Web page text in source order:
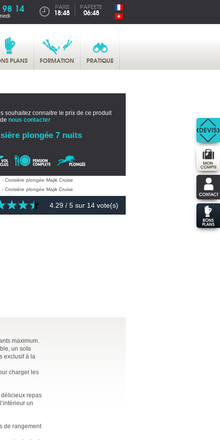
14 PARIS
18:48
PAPEETE
06:48
PLANS FORMATION PRATIQUE
souhaitez connaitre le prix de ce produit
nous contacter
plongée 7 nuits
4.29 / 5 sur 14 vote(s)
maximum.
un sofa
exclusif à la
charger les
repas
un
de rangement